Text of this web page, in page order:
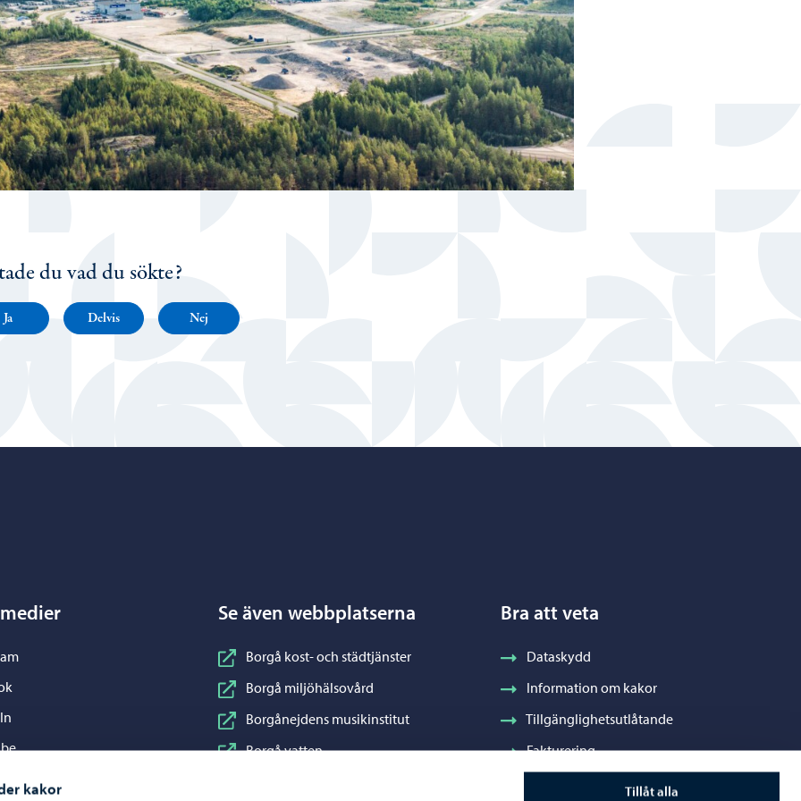
kakor Tillåt alla
du vad du sökte?
Ja Delvis Nej
Se även webbplatserna
Borgå kost- och städtjänster
Borgå miljöhälsovård
Borgånejdens musikinstitut
Borgå vatten
Bra att veta
Dataskydd
Information om kakor
Tillgänglighetsutlåtande
Fakturering
Stadens visuella profil och vapen